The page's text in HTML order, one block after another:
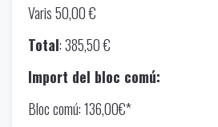
Varis 50,00 €
Total: 385,50 €
Import del bloc comú:
Bloc comú: 136,00€*